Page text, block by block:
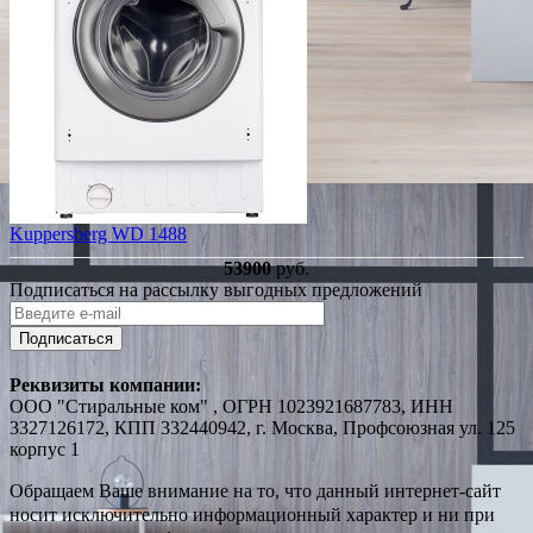
Kuppersberg WD 1488
53900руб.
Подписаться на рассылку выгодных предложений
Подписаться
Реквизиты компании:
ООО "Стиральные ком" , ОГРН 1023921687783, ИНН
3327126172, КПП 332440942, г. Москва, Профсоюзная ул. 125
корпус 1
Обращаем Ваше внимание на то, что данный интернет-сайт
носит исключительно информационный характер и ни при